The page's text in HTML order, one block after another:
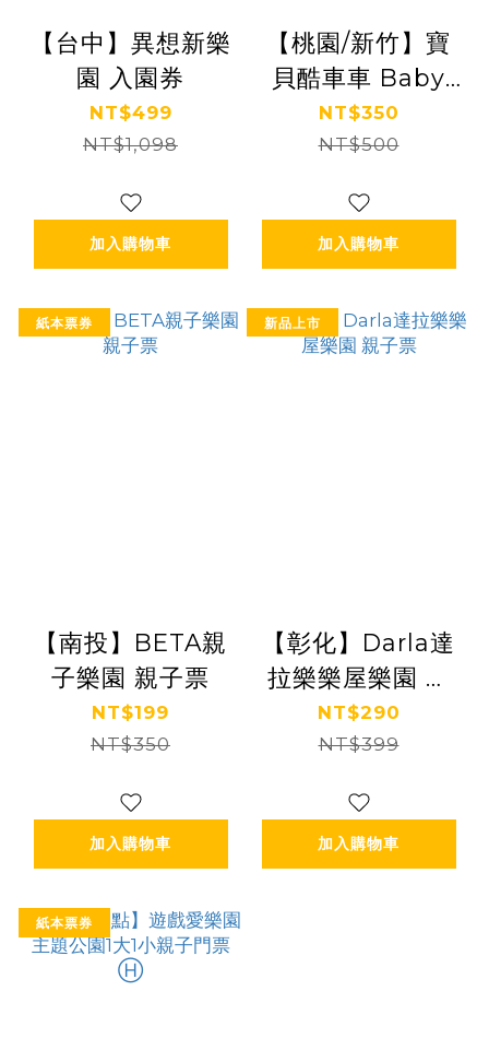
【台中】異想新樂
園 入園券
NT$499
NT$1,098
加入購物車
【桃園/新竹】寶
貝酷車車 Baby
Cruise Car x 𝟕折
票券限量開賣！
NT$350
NT$500
加入購物車
紙本票券
【南投】BETA親
子樂園 親子票
NT$199
NT$350
加入購物車
新品上市
【彰化】Darla達
拉樂樂屋樂園 親
子票
NT$290
NT$399
加入購物車
紙本票券